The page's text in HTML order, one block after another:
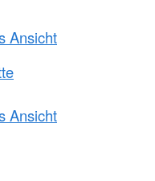
Ansicht
Ansicht